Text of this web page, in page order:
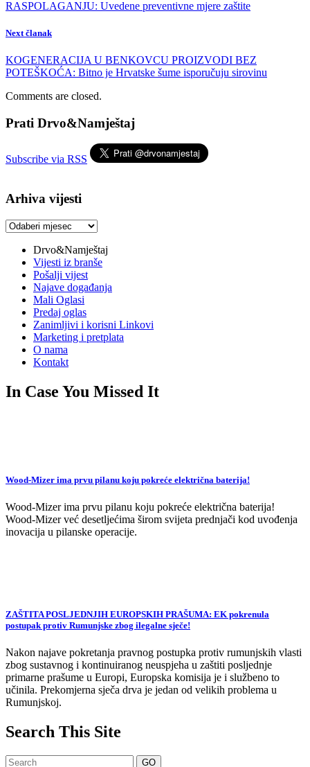
RASPOLAGANJU: Uvedene preventivne mjere zaštite
Next članak
KOGENERACIJA U BENKOVCU PROIZVODI BEZ
POTEŠKOĆA: Bitno je Hrvatske šume isporučuju sirovinu
Comments are closed.
Prati Drvo&Namještaj
Subscribe via RSS
Arhiva vijesti
Arhiva
Drvo&Namještaj
Vijesti iz branše
Pošalji vijest
Najave događanja
Mali Oglasi
Predaj oglas
Zanimljivi i korisni Linkovi
Marketing i pretplata
O nama
Kontakt
In Case You Missed It
Wood-Mizer ima prvu pilanu koju pokreće električna baterija!
Wood-Mizer ima prvu pilanu koju pokreće električna baterija!
Wood-Mizer već desetljećima širom svijeta prednjači kod uvođenja
inovacija u pilanske operacije.
ZAŠTITA POSLJEDNJIH EUROPSKIH PRAŠUMA: EK pokrenula
postupak protiv Rumunjske zbog ilegalne sječe!
Nakon najave pokretanja pravnog postupka protiv rumunjskih vlasti
zbog sustavnog i kontinuiranog neuspjeha u zaštiti posljednje
primarne prašume u Europi, Europska komisija je i službeno to
učinila. Prekomjerna sječa drva je jedan od velikih problema u
Rumunjskoj.
Search This Site